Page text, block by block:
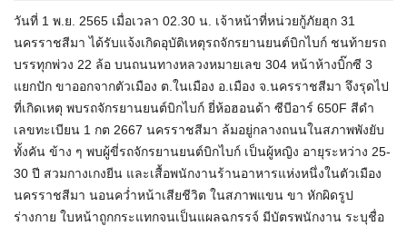
วันที่ 1 พ.ย. 2565 เมื่อเวลา 02.30 น. เจ้าหน้าที่หน่วยกู้ภัยฮุก 31
นครราชสีมา ได้รับแจ้งเกิดอุบัติเหตุรถจักรยานยนต์บิกไบก์ ชนท้ายรถ
บรรทุกพ่วง 22 ล้อ บนถนนทางหลวงหมายเลข 304 หน้าห้างบิ๊กซี 3
แยกปัก ขาออกจากตัวเมือง ต.ในเมือง อ.เมือง จ.นครราชสีมา จึงรุดไป
ที่เกิดเหตุ พบรถจักรยานยนต์บิกไบก์ ยี่ห้อฮอนด้า ซีบีอาร์ 650F สีดำ
เลขทะเบียน 1 กต 2667 นครราชสีมา ล้มอยู่กลางถนนในสภาพพังยับ
ทั้งคัน ข้าง ๆ พบผู้ขี่รถจักรยานยนต์บิกไบก์ เป็นผู้หญิง อายุระหว่าง 25-
30 ปี สวมกางเกงยีน และเสื้อพนักงานร้านอาหารแห่งหนึ่งในตัวเมือง
นครราชสีมา นอนคว่ำหน้าเสียชีวิต ในสภาพแขน ขา หักผิดรูป
ร่างกาย ใบหน้าถูกกระแทกจนเป็นแผลฉกรรจ์ มีบัตรพนักงาน ระบุชื่อ